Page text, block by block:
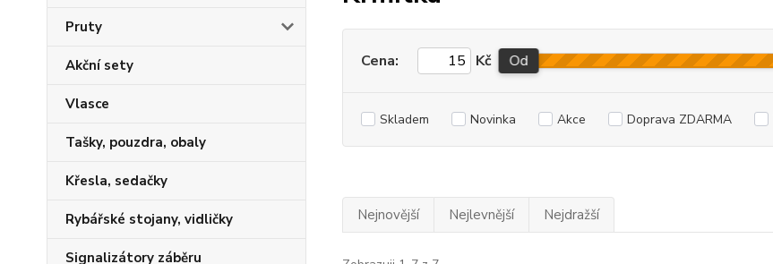
Pruty
Akční sety
Vlasce
Tašky, pouzdra, obaly
Křesla, sedačky
Rybářské stojany, vidličky
Signalizátory záběru
Cena: Kč Od
Skladem Novinka Akce Doprava ZDARMA
Nejnovější Nejlevnější Nejdražší